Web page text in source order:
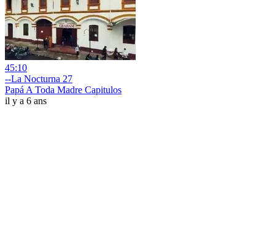
45:10
--La Nocturna 27
Papá A Toda Madre Capitulos
il y a 6 ans